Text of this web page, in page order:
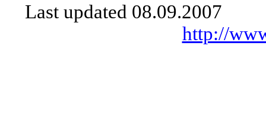
Last updated 08.09.2007
http://